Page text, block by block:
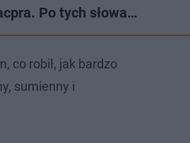
Po tych słowa…
co robił, jak bardzo
sumienny i